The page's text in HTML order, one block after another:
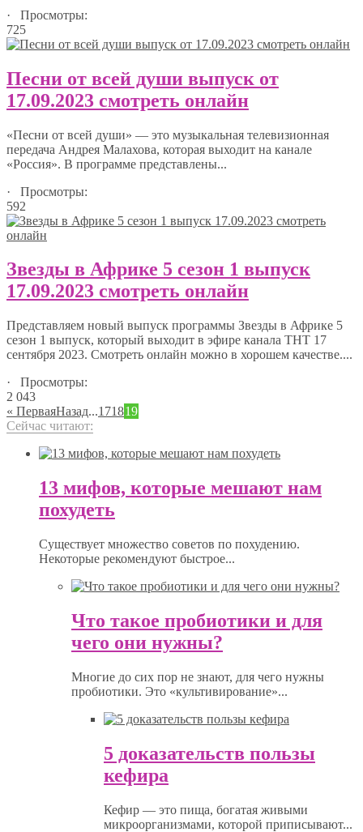
· Просмотры:
725
Песни от всей души выпуск от
17.09.2023 смотреть онлайн
«Песни от всей души» — это музыкальная телевизионная
передача Андрея Малахова, которая выходит на канале
«Россия». В программе представлены...
· Просмотры:
592
Звезды в Африке 5 сезон 1 выпуск
17.09.2023 смотреть онлайн
Представляем новый выпуск программы Звезды в Африке 5
сезон 1 выпуск, который выходит в эфире канала ТНТ 17
сентября 2023. Смотреть онлайн можно в хорошем качестве....
· Просмотры:
2 043
« ПерваяНазад...171819
Сейчас читают:
13 мифов, которые мешают нам
похудеть
Существует множество советов по похудению.
Некоторые рекомендуют быстрое...
Что такое пробиотики и для
чего они нужны?
Многие до сих пор не знают, для чего нужны
пробиотики. Это «культивирование»...
5 доказательств пользы
кефира
Кефир — это пища, богатая живыми
микроорганизмами, которой приписывают...